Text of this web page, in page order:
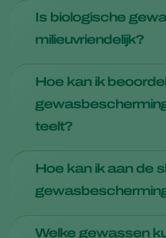
leiden tot hogere
gewassen.
Is biologische
milieuvriendelijk?
voor het milieu. Het
chemische
biodiversiteit.
Hoe kan ik
teelt?
ziekten die je gewassen
experts om te bepalen
effectiviteit voor uw
Hoe kan ik aan de
Welke gewassen